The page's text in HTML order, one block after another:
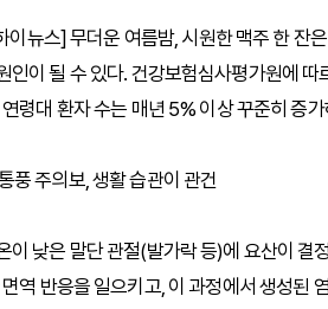
이뉴스] 무더운 여름밤, 시원한 맥주 한 잔
인이 될 수 있다. 건강보험심사평가원에
령대 환자 수는 매년 5% 이상 꾸준히 증
풍 주의보, 생활 습관이 관건
이 낮은 말단 관절(발가락 등)에 요산이 결
역 반응을 일으키고, 이 과정에서 생성된